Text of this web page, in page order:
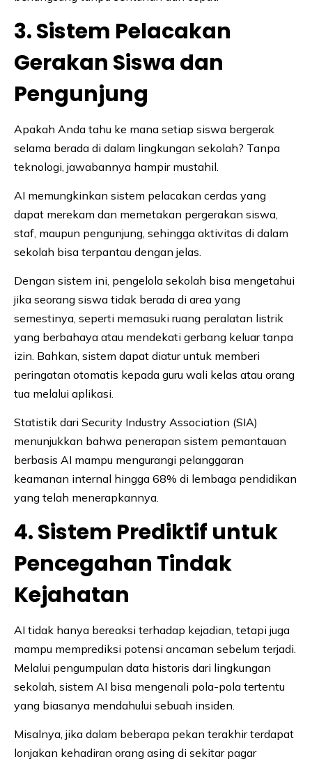
3. Sistem Pelacakan
Gerakan Siswa dan
Pengunjung
Apakah Anda tahu ke mana setiap siswa bergerak
selama berada di dalam lingkungan sekolah? Tanpa
teknologi, jawabannya hampir mustahil.
AI memungkinkan sistem pelacakan cerdas yang
dapat merekam dan memetakan pergerakan siswa,
staf, maupun pengunjung, sehingga aktivitas di dalam
sekolah bisa terpantau dengan jelas.
Dengan sistem ini, pengelola sekolah bisa mengetahui
jika seorang siswa tidak berada di area yang
semestinya, seperti memasuki ruang peralatan listrik
yang berbahaya atau mendekati gerbang keluar tanpa
izin. Bahkan, sistem dapat diatur untuk memberi
peringatan otomatis kepada guru wali kelas atau orang
tua melalui aplikasi.
Statistik dari Security Industry Association (SIA)
menunjukkan bahwa penerapan sistem pemantauan
berbasis AI mampu mengurangi pelanggaran
keamanan internal hingga 68% di lembaga pendidikan
yang telah menerapkannya.
4. Sistem Prediktif untuk
Pencegahan Tindak
Kejahatan
AI tidak hanya bereaksi terhadap kejadian, tetapi juga
mampu memprediksi potensi ancaman sebelum terjadi.
Melalui pengumpulan data historis dari lingkungan
sekolah, sistem AI bisa mengenali pola-pola tertentu
yang biasanya mendahului sebuah insiden.
Misalnya, jika dalam beberapa pekan terakhir terdapat
lonjakan kehadiran orang asing di sekitar pagar